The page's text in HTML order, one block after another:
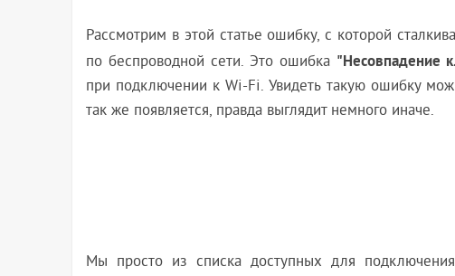
Рассмотрим в этой статье ошибку, с которой
по беспроводной сети. Это ошибка "Несовпадение
при подключении к Wi-Fi. Увидеть такую ошибку
так же появляется, правда выглядит немного иначе.
Мы просто из списка доступных для